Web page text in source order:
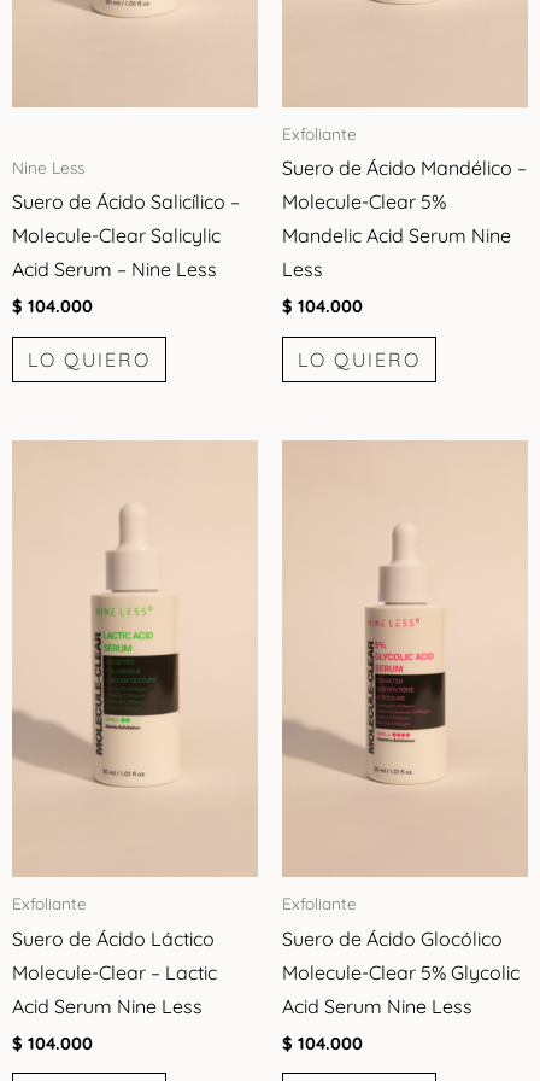
Nine Less
Suero de Ácido Salicílico –
Molecule-Clear Salicylic
Acid Serum – Nine Less
$ 104.000
LO QUIERO
Exfoliante
Suero de Ácido Mandélico –
Molecule-Clear 5%
Mandelic Acid Serum Nine
Less
$ 104.000
LO QUIERO
Exfoliante
Suero de Ácido Láctico
Molecule-Clear – Lactic
Acid Serum Nine Less
$ 104.000
Exfoliante
Suero de Ácido Glocólico
Molecule-Clear 5% Glycolic
Acid Serum Nine Less
$ 104.000